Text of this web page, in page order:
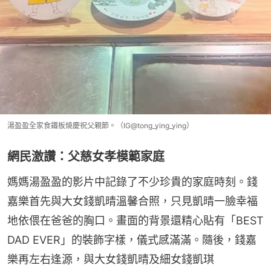
湯盈盈全家食鐵板燒慶祝父親節。（IG@tong_ying_ying）
網民激讚：父慈女孝模範家庭
媽媽湯盈盈的影片中記錄了不少珍貴的家庭時刻。錢
嘉樂首先與大女錢凱晴溫馨合照，只見凱晴一臉幸福
地依偎在爸爸的胸口。畫面的背景還精心貼有「BEST
DAD EVER」的裝飾字樣，儀式感滿滿。隨後，錢嘉
樂再左右逢源，與大女錢凱晴及細女錢凱琪